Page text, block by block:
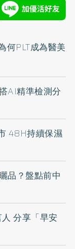
何PLT成為醫美
AI精準檢測分
48H持續保濕
品？盤點前中
分享「早安